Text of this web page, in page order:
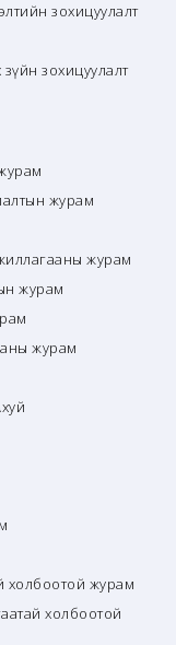
зохицуулалт
зохицуулалт
журам
журам
журам
журам
холбоотой журам
холбоотой